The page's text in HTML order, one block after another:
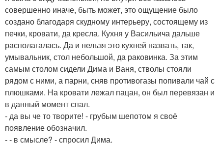
совершенно иначе, быть может, это ощущение было
создано благодаря скудному интерьеру, состоящему из
печки, кровати, да кресла. Кухня у Васильича дальше
располагалась. Да и нельзя это кухней назвать, так,
умывальник, стол небольшой, да раковинка. За этим
самым столом сидели Дима и Ваня, стволы стояли
рядом с ними, а парни, сняв противогазы попивали чай с
плюшками. На кровати лежал пацан, он был перевязан и
в данный момент спал.
- да вы че то творите! - грубым шепотом я своё
появление обозначил.
- - в смысле? - спросил Дима.